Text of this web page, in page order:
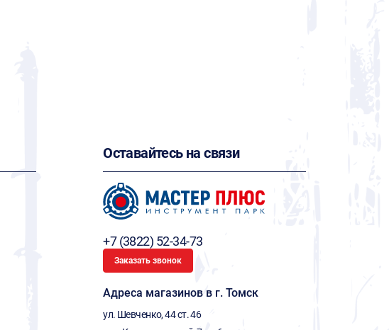
Оставайтесь на связи
+7 (3822) 52-34-73
Заказать звонок
Адреса магазинов в г. Томск
ул. Шевченко, 44 ст. 46